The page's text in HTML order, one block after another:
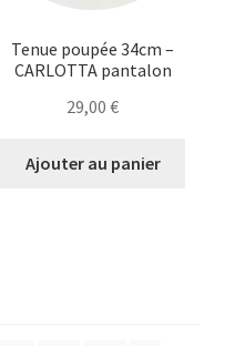
Tenue poupée 34cm –
CARLOTTA pantalon
29,00€
Ajouter au panier